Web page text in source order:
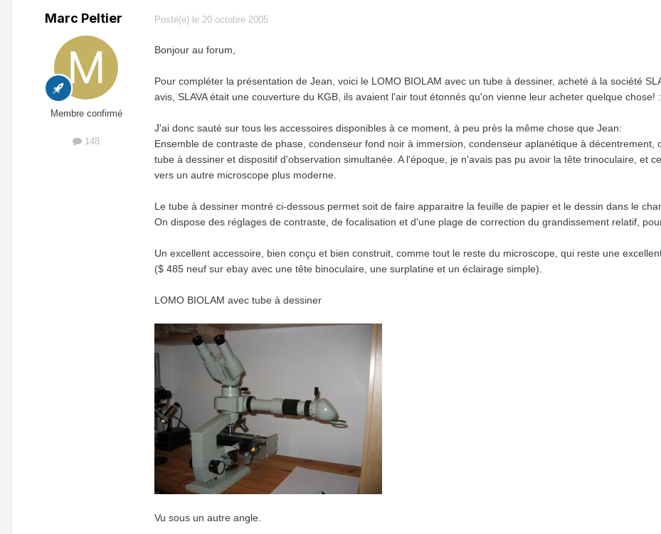
Marc Peltier
Membre confirmé
148
Posté(e) le 20 octobre 2005
Bonjour au forum,
Pour compléter la présentation de Jean, voici le LOMO BIOLAM avec un tube à dessiner, acheté à la société
avis, SLAVA était une couverture du KGB, ils avaient l'air tout étonnés qu'on vienne leur acheter quelque chose!
J'ai donc sauté sur tous les accessoires disponibles à ce moment, à peu près la même chose que Jean:
Ensemble de contraste de phase, condenseur fond noir à immersion, condenseur aplanétique à décentrement,
tube à dessiner et dispositif d'observation simultanée. A l'époque, je n'avais pas pu avoir la tête trinoculaire, et
vers un autre microscope plus moderne.
Le tube à dessiner montré ci-dessous permet soit de faire apparaitre la feuille de papier et le dessin dans le
On dispose des réglages de contraste, de focalisation et d'une plage de correction du grandissement relatif,
Un excellent accessoire, bien conçu et bien construit, comme tout le reste du microscope, qui reste une
($ 485 neuf sur ebay avec une tête binoculaire, une surplatine et un éclairage simple).
LOMO BIOLAM avec tube à dessiner
Vu sous un autre angle.